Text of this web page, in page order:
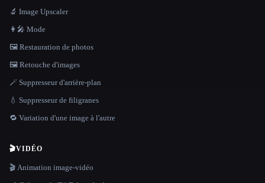
🔬 Image Upscaler
👩‍🎤 Mode
🖼️ Restauration de photos
🖼️ Retouche d'images
🪄 Suppresseur d'arrière-plan
💧 Suppresseur de filigranes
🔁 Variation d'une image à l'autre
🎬VIDÉO
🎬 Animation image-vidéo